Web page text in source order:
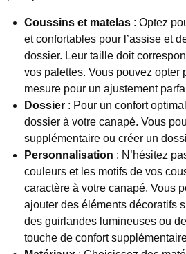
Coussins et matelas : Optez
et confortables pour l’assise et
dossier. Leur taille doit
vos palettes. Vous pouvez opter
mesure pour un ajustement
Dossier : Pour un confort
dossier à votre canapé. Vous
supplémentaire ou créer un
Personnalisation : N’hésitez
couleurs et les motifs de vos
caractère à votre canapé. Vous
ajouter des éléments décoratifs
des guirlandes lumineuses ou
touche de confort